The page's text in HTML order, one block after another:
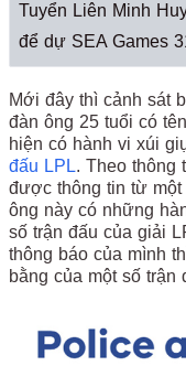
Tuyển Liên Minh
để dự SEA Games
Mới đây thì cảnh sát
đàn ông 25 tuổi có
hiện có hành vi xúi
đấu LPL. Theo thông
được thông tin từ
ông này có những
số trận đấu của giải
thông báo của mình
bằng của một số